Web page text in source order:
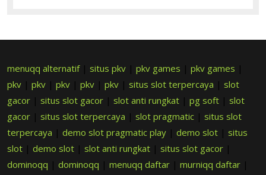
menuqq alternatif| situs pkv | pkv games | pkv games |
pkv | pkv | pkv | pkv | pkv | situs slot terpercaya | slot
gacor | situs slot gacor | slot anti rungkat | pg soft | slot
gacor | situs slot terpercaya | slot pragmatic | situs slot
terpercaya | demo slot pragmatic play | demo slot | situs
slot | demo slot | slot anti rungkat | situs slot gacor |
dominoqq | dominoqq | menuqq daftar | murniqq daftar |